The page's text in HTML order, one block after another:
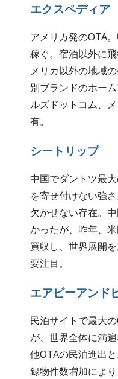
エクスペディア
アメリカ発のOTA
稼ぐ。宿泊以外に
メリカ以外の地域
別ブランドのホー
ルズドットコム、
有。
シートリップ
中国でダントツ最
を寄せ付けない強
欠かせない存在。
かったが、昨年、
買収し、世界展開
要注目。
エアビーアンド
民泊サイトで最大
が、世界全体に満
他OTAの民泊進出
録物件数増加によ